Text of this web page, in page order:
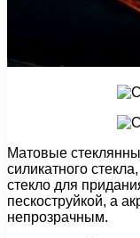
Матовые
силикатного
стекло для
пескоструйкой, а
непрозрачным.